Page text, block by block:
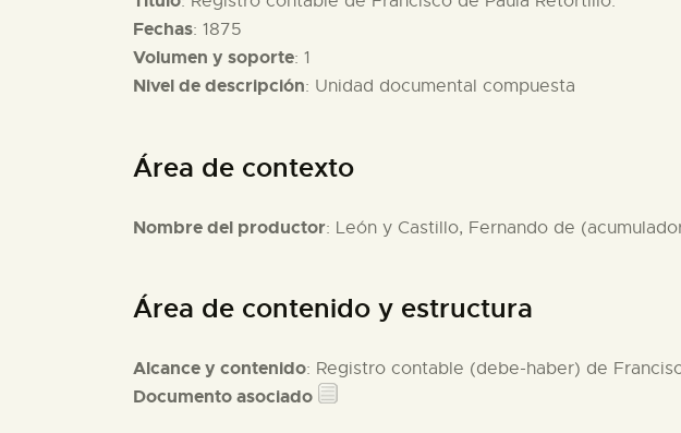
Fechas: 1875
Volumen y soporte: 1
Nivel de descripción: Unidad documental compuesta
Área de contexto
Nombre del productor: León y Castillo, Fernando de
Área de contenido y estructura
Alcance y contenido: Registro contable (debe-haber) de
Documento asociado